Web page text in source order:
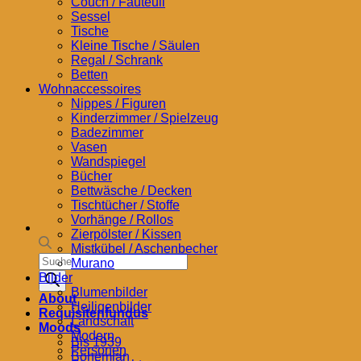
Products
search
About
Requisitenfundus
Moods
Bis 1939
Bohemian
Sessel
Tische
Kleine Tische / Säulen
Regal / Schrank
Betten
Wohnaccessoires
Nippes / Figuren
Kinderzimmer / Spielzeug
Badezimmer
Vasen
Wandspiegel
Bücher
Bettwäsche / Decken
Tischtücher / Stoffe
Vorhänge / Rollos
Zierpölster / Kissen
Mistkübel / Aschenbecher
Murano
Bilder
Blumenbilder
Heiligenbilder
Landschaft
Modern
Personen